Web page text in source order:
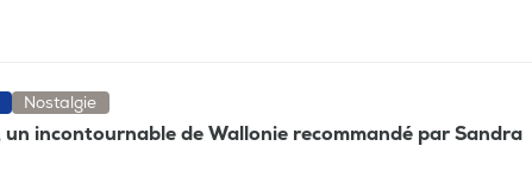
Nostalgie
un incontournable de Wallonie recommandé par Sandra